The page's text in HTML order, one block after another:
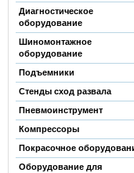
Диагностическое
оборудование
Шиномонтажное
оборудование
Подъемники
Стенды сход развала
Пневмоинструмент
Компрессоры
Покрасочное
Оборудование для